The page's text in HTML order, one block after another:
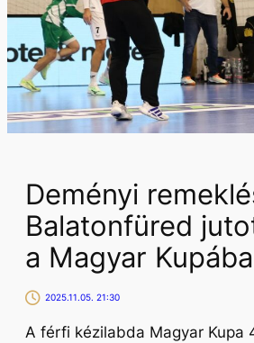
Deményi
Balatonfüred
a Magyar
2025.11.05. 21:30
A férfi kézilabda Magyar Kupa